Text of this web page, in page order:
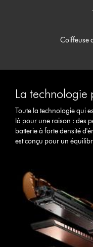
Coiffeuse
La technologie
Toute la technologie qui
là pour une raison : des
batterie à forte densité
est conçu pour un